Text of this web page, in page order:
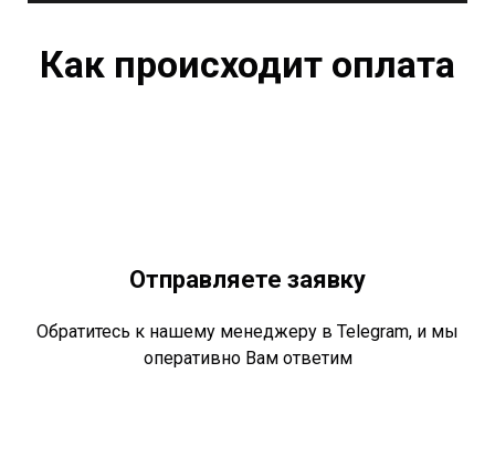
Как происходит оплата
Отправляете заявку
Обратитесь к нашему менеджеру в Telegram, и мы
оперативно Вам ответим